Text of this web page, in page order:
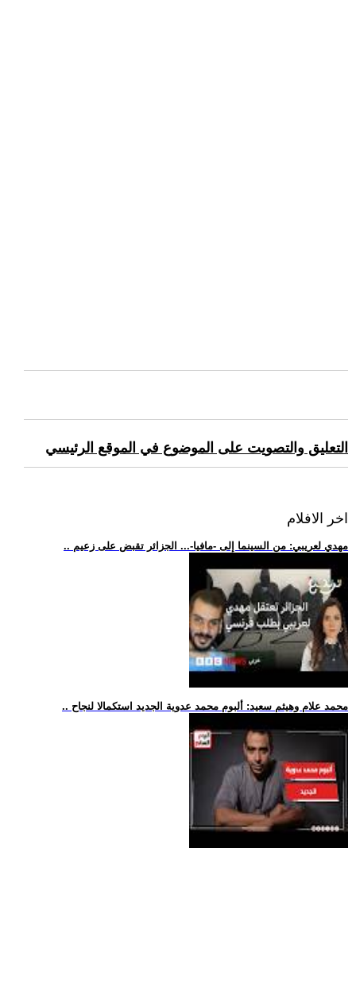
التعليق والتصويت على الموضوع في الموقع الرئيسي
اخر الافلام
.. مهدي لعريبي: من السينما إلى -مافيا-... الجزائر تقبض على زعيم
.. محمد علام وهيثم سعيد: ألبوم محمد عدوية الجديد استكمالا لنجاح